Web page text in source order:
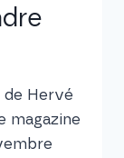
de Hervé
magazine